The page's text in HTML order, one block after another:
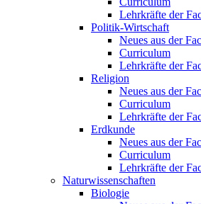
Lehrkräfte der
Politik-Wirtschaft
Neues aus der
Curriculum
Lehrkräfte der
Religion
Neues aus der
Curriculum
Lehrkräfte der
Erdkunde
Neues aus der
Curriculum
Lehrkräfte der
Naturwissenschaften
Biologie